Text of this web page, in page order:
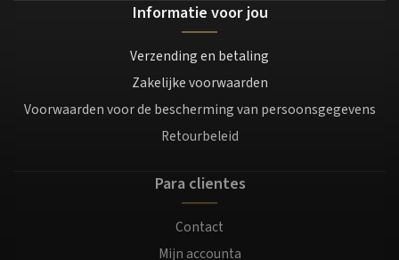
Informatie voor jou
Verzending en betaling
Zakelijke voorwaarden
Voorwaarden voor de bescherming van persoonsgegevens
Retourbeleid
Para clientes
Contact
Mijn accounta